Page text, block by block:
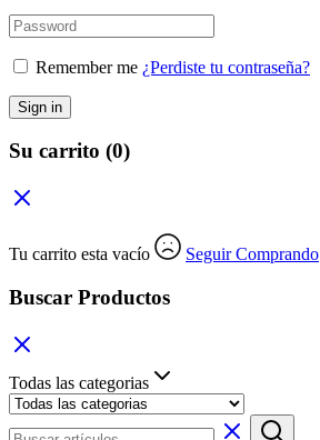
Remember me ¿Perdiste tu contraseña?
Sign in
Su carrito (0)
Tu carrito esta vacío Seguir Comprando
Buscar Productos
Todas las categorias